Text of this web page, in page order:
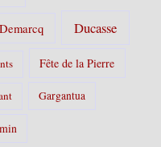
Ducasse
Fête de la Pierre
Gargantua